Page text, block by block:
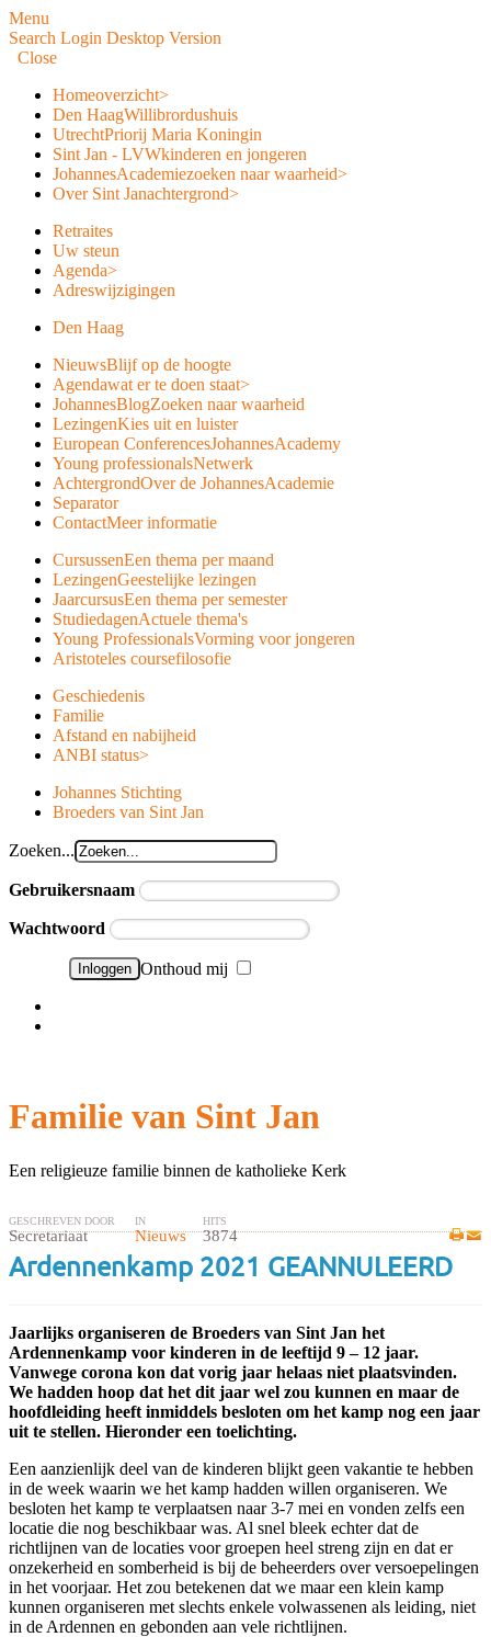
Menu
Search Login Desktop Version
Close
Homeoverzicht>
Den HaagWillibrordushuis
UtrechtPriorij Maria Koningin
Sint Jan - LVWkinderen en jongeren
JohannesAcademiezoeken naar waarheid>
Over Sint Janachtergrond>
Retraites
Uw steun
Agenda>
Adreswijzigingen
Den Haag
NieuwsBlijf op de hoogte
Agendawat er te doen staat>
JohannesBlogZoeken naar waarheid
LezingenKies uit en luister
European ConferencesJohannesAcademy
Young professionalsNetwerk
AchtergrondOver de JohannesAcademie
Separator
ContactMeer informatie
CursussenEen thema per maand
LezingenGeestelijke lezingen
JaarcursusEen thema per semester
StudiedagenActuele thema's
Young ProfessionalsVorming voor jongeren
Aristoteles coursefilosofie
Geschiedenis
Familie
Afstand en nabijheid
ANBI status>
Johannes Stichting
Broeders van Sint Jan
Zoeken...
Gebruikersnaam
Wachtwoord
Onthoud mij
Familie van Sint Jan
Een religieuze familie binnen de katholieke Kerk
GESCHREVEN DOOR
Secretariaat
IN
Nieuws
HITS
3874
Ardennenkamp 2021 GEANNULEERD
Jaarlijks organiseren de Broeders van Sint Jan het
Ardennenkamp voor kinderen in de leeftijd 9 – 12 jaar.
Vanwege corona kon dat vorig jaar helaas niet plaatsvinden.
We hadden hoop dat het dit jaar wel zou kunnen en maar de
hoofdleiding heeft inmiddels besloten om het kamp nog een jaar
uit te stellen. Hieronder een toelichting.
Een aanzienlijk deel van de kinderen blijkt geen vakantie te hebben
in de week waarin we het kamp hadden willen organiseren. We
besloten het kamp te verplaatsen naar 3-7 mei en vonden zelfs een
locatie die nog beschikbaar was. Al snel bleek echter dat de
richtlijnen van de locaties voor groepen heel streng zijn en dat er
onzekerheid en somberheid is bij de beheerders over versoepelingen
in het voorjaar. Het zou betekenen dat we maar een klein kamp
kunnen organiseren met slechts enkele volwassenen als leiding, niet
in de Ardennen en gebonden aan vele richtlijnen.